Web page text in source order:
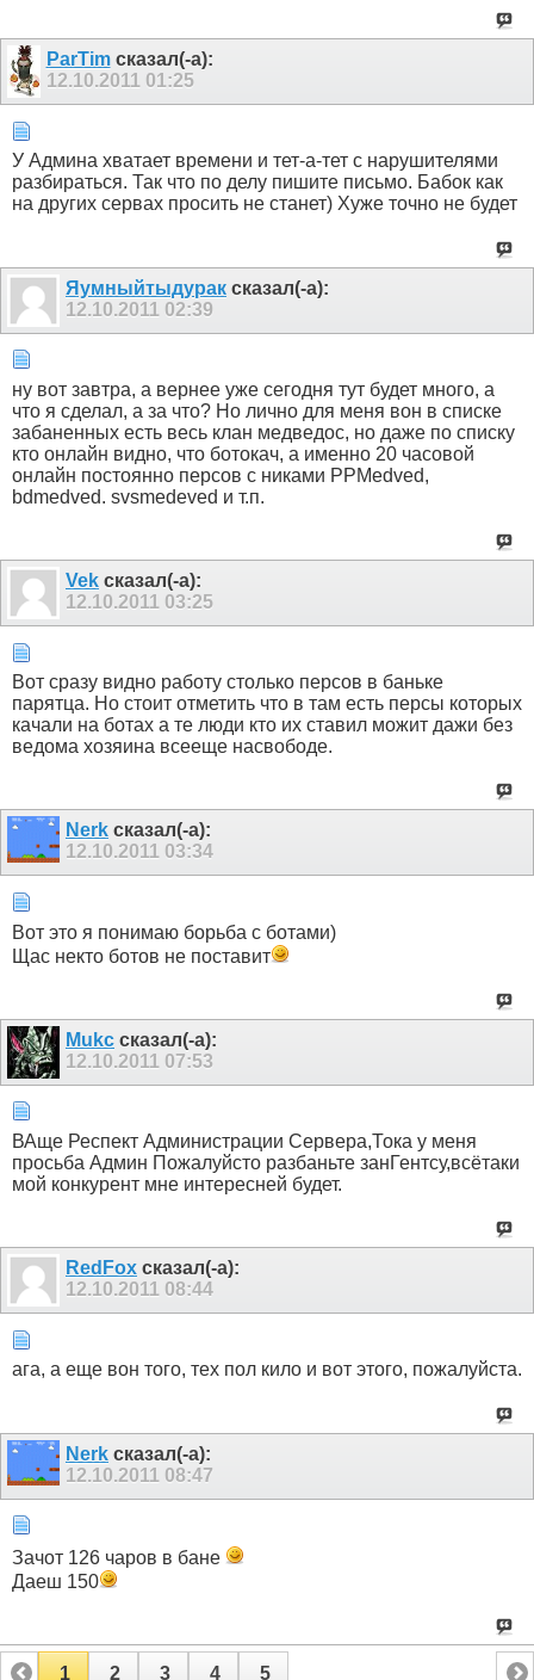
ParTimсказал(-а):
12.10.2011 01:25
У Админа хватает времени и тет-а-тет с нарушителями
разбираться. Так что по делу пишите письмо. Бабок как
на других сервах просить не станет) Хуже точно не будет
Яумныйтыдурак сказал(-а):
12.10.2011 02:39
ну вот завтра, а вернее уже сегодня тут будет много, а
что я сделал, а за что? Но лично для меня вон в списке
забаненных есть весь клан медведос, но даже по списку
кто онлайн видно, что ботокач, а именно 20 часовой
онлайн постоянно персов с никами PPMedved,
bdmedved. svsmedeved и т.п.
Vek сказал(-а):
12.10.2011 03:25
Вот сразу видно работу столько персов в баньке
парятца. Но стоит отметить что в там есть персы которых
качали на ботах а те люди кто их ставил можит дажи без
ведома хозяина всееще насвободе.
Nerk сказал(-а):
12.10.2011 03:34
Вот это я понимаю борьба с ботами)
Щас некто ботов не поставит
Mukc сказал(-а):
12.10.2011 07:53
ВАще Респект Администрации Сервера,Тока у меня
просьба Админ Пожалуйсто разбаньте занГентсу,всётаки
мой конкурент мне интересней будет.
RedFox сказал(-а):
12.10.2011 08:44
ага, а еще вон того, тех пол кило и вот этого, пожалуйста.
Nerk сказал(-а):
12.10.2011 08:47
Зачот 126 чаров в бане
Даеш 150
1 2 3 4 5